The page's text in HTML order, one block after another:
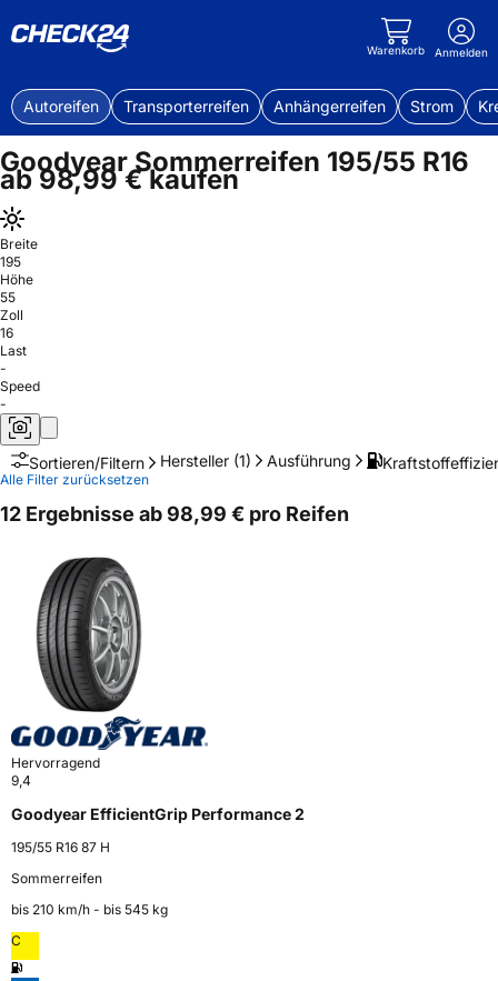
Warenkorb Anmelden
Autoreifen Transporterreifen Anhängerreifen Strom
Goodyear Sommerreifen 195/55 R16
ab 98,99 € kaufen
Breite
195
Höhe
55
Zoll
16
Last
-
Speed
-
Sortieren/Filtern Hersteller (1) Ausführung
Alle Filter zurücksetzen
12 Ergebnisse ab 98,99 € pro Reifen
Hervorragend
9,4
Goodyear EfficientGrip Performance 2
195/55 R16 87 H
Sommerreifen
bis 210 km⁠/⁠h - bis 545 kg
C